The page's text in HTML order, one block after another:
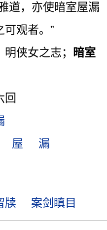
道，亦使暗室屋漏
观者。”
侠女之志；
暗室
屋 漏
牍 案剑瞋目